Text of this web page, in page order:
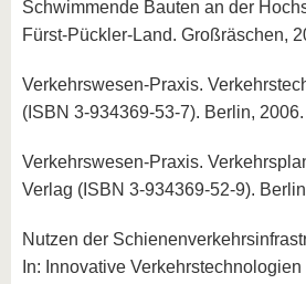
Schwimmende Bauten an der
Fürst-Pückler-Land. Großräschen,
Verkehrswesen-Praxis.
(ISBN 3-934369-53-7). Berlin, 2006.
Verkehrswesen-Praxis.
Verlag (ISBN 3-934369-52-9).
Nutzen der
In: Innovative